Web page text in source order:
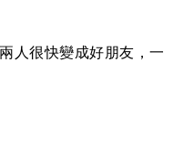
人很快變成好朋友，一